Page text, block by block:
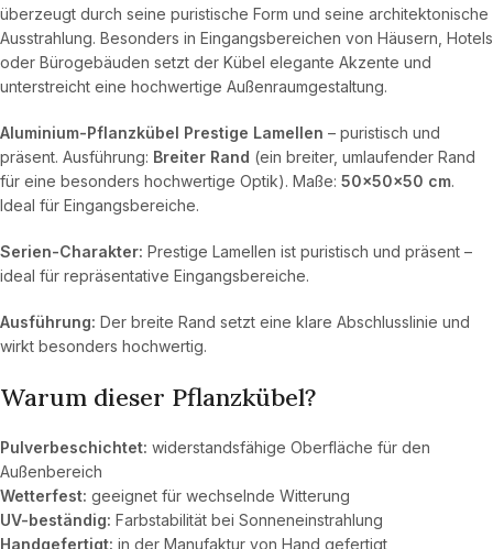
überzeugt durch seine puristische Form und seine architektonische
Ausstrahlung. Besonders in Eingangsbereichen von Häusern, Hotels
oder Bürogebäuden setzt der Kübel elegante Akzente und
unterstreicht eine hochwertige Außenraumgestaltung.
Aluminium-Pflanzkübel Prestige Lamellen – puristisch und
präsent. Ausführung: Breiter Rand (ein breiter, umlaufender Rand
für eine besonders hochwertige Optik). Maße: 50×50×50 cm.
Ideal für Eingangsbereiche.
Serien-Charakter: Prestige Lamellen ist puristisch und präsent –
ideal für repräsentative Eingangsbereiche.
Ausführung: Der breite Rand setzt eine klare Abschlusslinie und
wirkt besonders hochwertig.
Warum dieser Pflanzkübel?
Pulverbeschichtet: widerstandsfähige Oberfläche für den
Außenbereich
Wetterfest: geeignet für wechselnde Witterung
UV-beständig: Farbstabilität bei Sonneneinstrahlung
Handgefertigt: in der Manufaktur von Hand gefertigt